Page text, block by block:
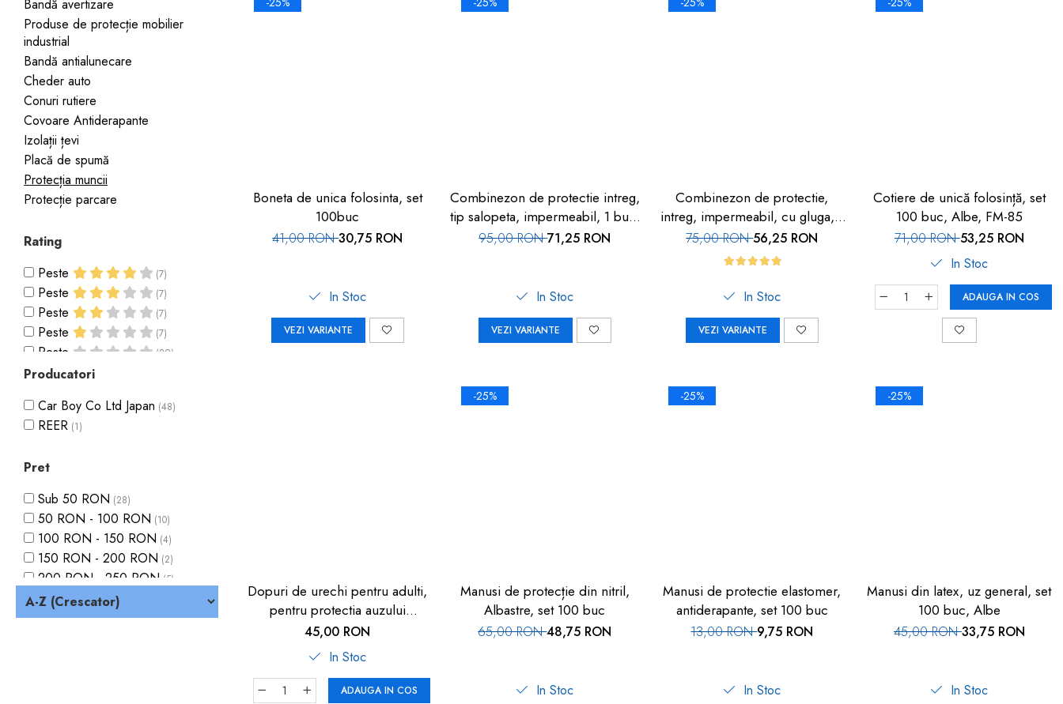
Produse de protecție
mobilier industrial
Bandă avertizare
Cărucioare copii
Accesorii Cărucioare
Set protecții copii
Scaune auto copii
Siguranță auto copii
Tapet protector perete
camera copiilor
Incălzitoare biberoane
Termosuri, recipiente
mâncare pentru copii
Suzete bebe
Termometre copii
Căști antifonice copii și
dopuri de urechi
Produse îngrijire copii
Igiena copii
Jocuri de familie sau grup
Masinute, avioane,
motociclete
Jocuri de pictura si desen
Jucarii muzicale
Jucării educative copii
Biciclete și Triciclete
Bandă avertizare
Produse de protecție mobilier
industrial
Bandă antialunecare
Cheder auto
Conuri rutiere
Covoare Antiderapante
Izolații țevi
Placă de spumă
Protecția muncii
Protecție parcare
Rating
Peste
(7)
Peste (7)
Peste (7)
Peste (7)
Peste (29)
Producatori
Car Boy Co Ltd Japan (48)
REER (1)
Pret
Sub 50 RON (28)
50 RON - 100 RON (10)
100 RON - 150 RON (4)
150 RON - 200 RON (2)
200 RON - 250 RON (5)
Boneta de unica folosinta, set
100buc
41,00 RON30,75 RON
In Stoc
VEZI VARIANTE
Combinezon de protectie intreg,
tip salopeta, impermeabil, 1 buc,
alb
95,00 RON71,25 RON
In Stoc
VEZI VARIANTE
Combinezon de protectie,
intreg, impermeabil, cu gluga, 1
buc, alb
75,00 RON56,25 RON
In Stoc
VEZI VARIANTE
Cotiere de unică folosință, set
100 buc, Albe, FM-85
71,00 RON53,25 RON
In Stoc
ADAUGA IN COS
Dopuri de urechi pentru adulti,
pentru protectia auzului
impotriva zgomotului, SNR
37dB, 12 bucati, spuma, verde,
SANOHRA Max
45,00 RON
In Stoc
ADAUGA IN COS
-25%
Manusi de protecție din nitril,
Albastre, set 100 buc
65,00 RON48,75 RON
In Stoc
-25%
Manusi de protectie elastomer,
antiderapante, set 100 buc
13,00 RON9,75 RON
In Stoc
-25%
Manusi din latex, uz general, set
100 buc, Albe
45,00 RON33,75 RON
In Stoc